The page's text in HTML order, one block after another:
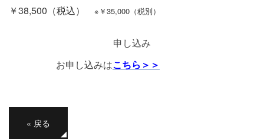
￥38,500（税込） ※￥35,000（税別）
申し込み
お申し込みはこちら＞＞
« 戻る